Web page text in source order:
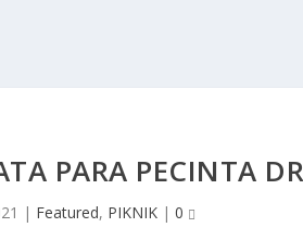
PARA PECINTA
| Featured, PIKNIK| 0